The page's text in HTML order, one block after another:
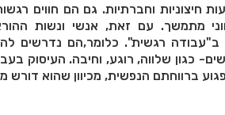
חיצוניות וחברתיות. גם הם חווים
מתמשך. עם זאת, אנשי ונשות
רגשית". כלומר,הם נדרשים
כגון שלווה, רוגע, וחיבה. העיסוק
ברווחתם הנפשית, מכיוון שהוא דורש